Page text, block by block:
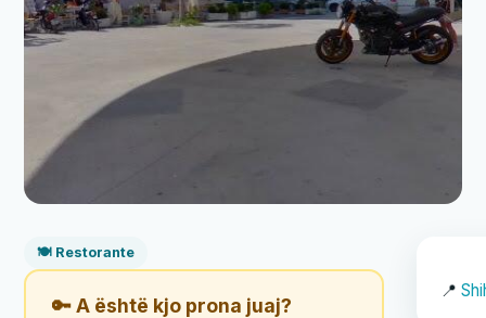
🍽️ Restorante
🔑 A është kjo prona juaj?
📍